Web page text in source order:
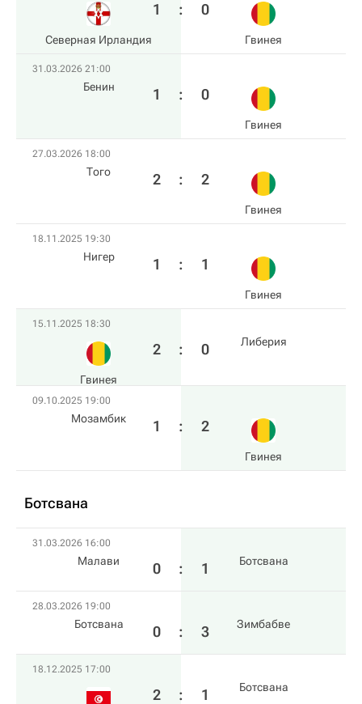
Северная Ирландия
1 : 0
Гвинея
31.03.2026 21:00
Бенин 1 : 0
Гвинея
27.03.2026 18:00
Того 2 : 2
Гвинея
18.11.2025 19:30
Нигер 1 : 1
Гвинея
15.11.2025 18:30
Гвинея
2 : 0 Либерия
09.10.2025 19:00
Мозамбик 1 : 2
Гвинея
Ботсвана
31.03.2026 16:00
Малави 0 : 1 Ботсвана
28.03.2026 19:00
Ботсвана 0 : 3 Зимбабве
18.12.2025 17:00
2 : 1 Ботсвана